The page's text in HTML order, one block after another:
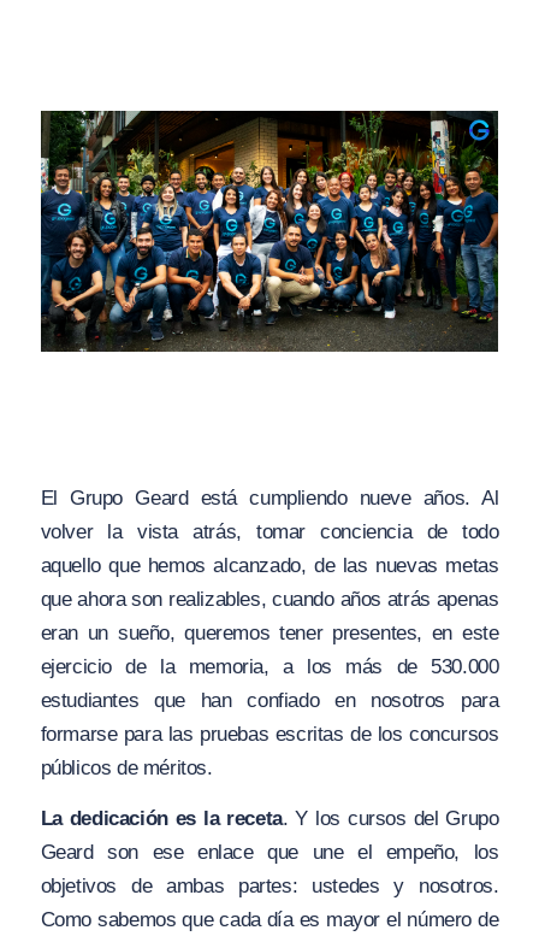
El Grupo Geard está cumpliendo nueve años. Al
volver la vista atrás, tomar conciencia de todo
aquello que hemos alcanzado, de las nuevas metas
que ahora son realizables, cuando años atrás apenas
eran un sueño, queremos tener presentes, en este
ejercicio de la memoria, a los más de 530.000
estudiantes que han confiado en nosotros para
formarse para las pruebas escritas de los concursos
públicos de méritos.
La dedicación es la receta. Y los cursos del Grupo
Geard son ese enlace que une el empeño, los
objetivos de ambas partes: ustedes y nosotros.
Como sabemos que cada día es mayor el número de